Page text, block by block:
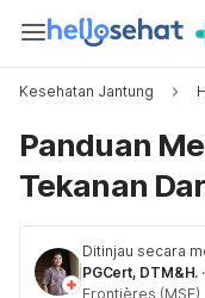
Kesehatan Jantung
Panduan
Tekanan
Ditinjau secara
PGCert, DTM&H. ·
Frontières (MSF)